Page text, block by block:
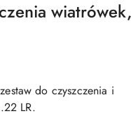
wiatrówek,
zestaw do czyszczenia i
LR.